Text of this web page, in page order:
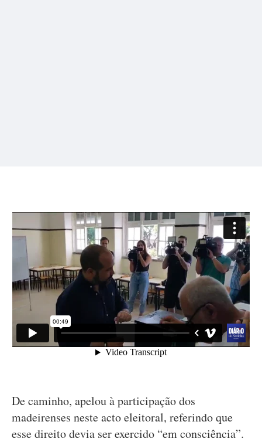
De caminho, apelou à participação dos
madeirenses neste acto eleitoral, referindo que
esse direito devia ser exercido “em consciência”.